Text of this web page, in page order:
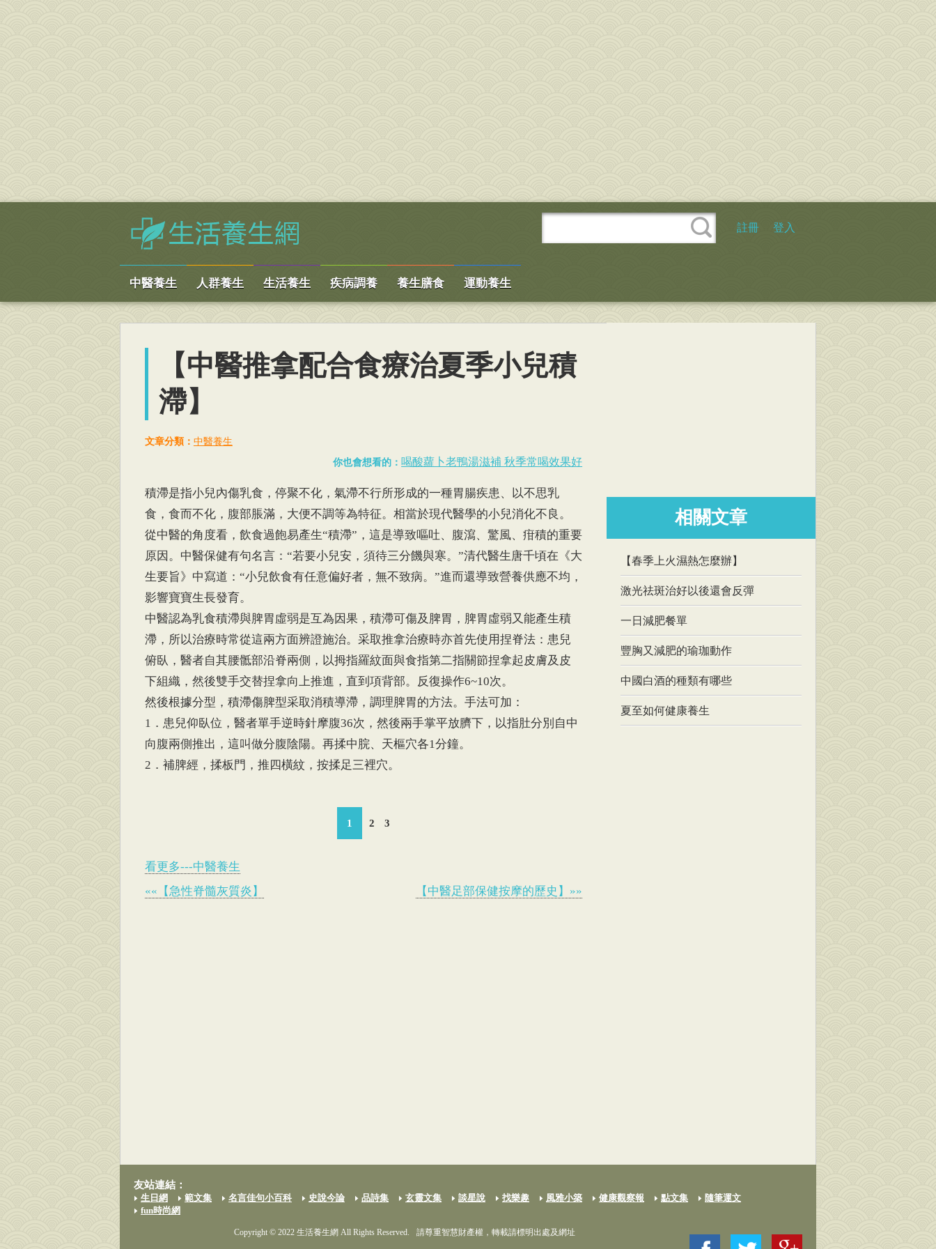
註冊 登入
中醫養生 人群養生 生活養生 疾病調養 養生膳食 運動養生
【中醫推拿配合食療治夏季小兒積
滯】
文章分類： 中醫養生
你也會想看的：喝酸蘿卜老鴨湯滋補 秋季常喝效果好
積滯是指小兒內傷乳食，停聚不化，氣滯不行所形成的一種胃腸疾患、以不思乳
食，食而不化，腹部脹滿，大便不調等為特征。相當於現代醫學的小兒消化不良。
從中醫的角度看，飲食過飽易產生“積滯”，這是導致嘔吐、腹瀉、驚風、疳積的重要
原因。中醫保健有句名言：“若要小兒安，須待三分饑與寒。”清代醫生唐千頃在《大
生要旨》中寫道：“小兒飲食有任意偏好者，無不致病。”進而還導致營養供應不均，
影響寶寶生長發育。
中醫認為乳食積滯與脾胃虛弱是互為因果，積滯可傷及脾胃，脾胃虛弱又能產生積
滯，所以治療時常從這兩方面辨證施治。采取推拿治療時亦首先使用捏脊法：患兒
俯臥，醫者自其腰骶部沿脊兩側，以拇指羅紋面與食指第二指關節捏拿起皮膚及皮
下組織，然後雙手交替捏拿向上推進，直到項背部。反復操作6~10次。
然後根據分型，積滯傷脾型采取消積導滯，調理脾胃的方法。手法可加：
1．患兒仰臥位，醫者單手逆時針摩腹36次，然後兩手掌平放臍下，以指肚分別自中
向腹兩側推出，這叫做分腹陰陽。再揉中脘、天樞穴各1分鐘。
2．補脾經，揉板門，推四橫紋，按揉足三裡穴。
1 2 3
看更多---中醫養生
««【急性脊髓灰質炎】
【中醫足部保健按摩的歷史】»»
相關文章
【春季上火濕熱怎麼辦】
激光祛斑治好以後還會反彈
一日減肥餐單
豐胸又減肥的瑜珈動作
中國白酒的種類有哪些
夏至如何健康養生
友站連結：
生日網 範文集 名言佳句小百科 史說今論 品詩集 玄靈文集 談星說 找樂趣 風雅小築 健康觀察報 點文集
隨筆運文
fun時尚網
Copyright © 2022 生活養生網 All Rights Reserved. 請尊重智慧財產權，轉載請標明出處及網址